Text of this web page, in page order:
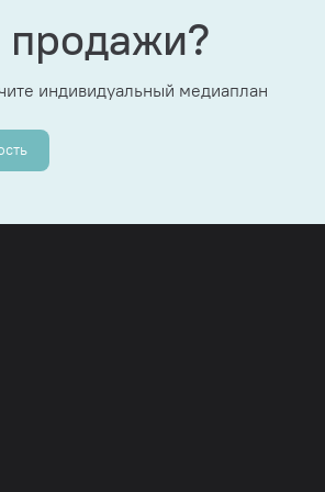
продажи?
индивидуальный медиаплан